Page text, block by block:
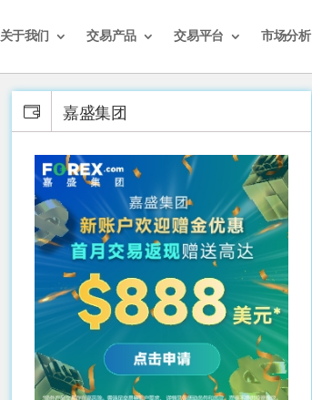
关于我们 交易产品 交易平台 市场分析
嘉盛集团